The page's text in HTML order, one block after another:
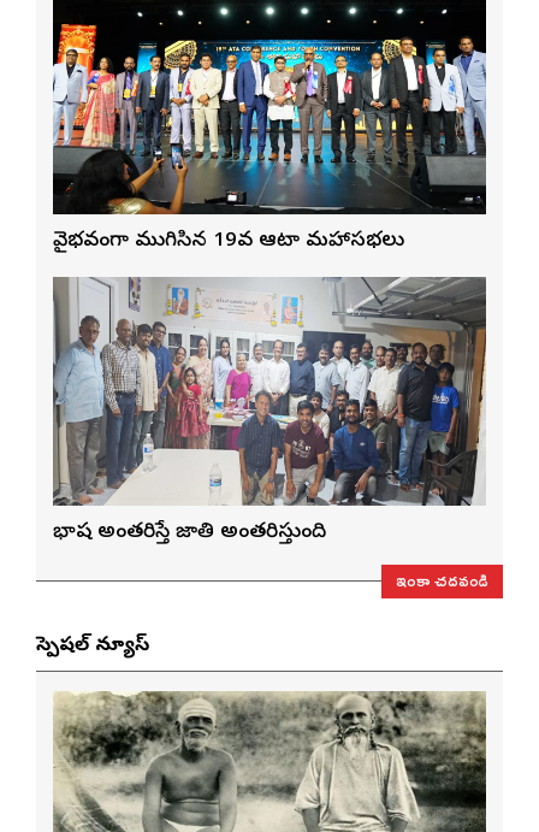
వైభవంగా ముగిసిన 19వ ఆటా మహాసభలు
భాష అంతరిస్తే జాతి అంతరిస్తుంది
ఇంకా చదవండి
స్పెషల్ న్యూస్